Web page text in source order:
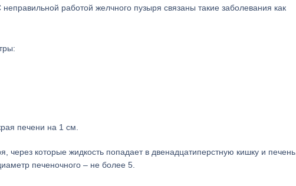
работой желчного пузыря связаны такие заболевания как
печени на 1 см.
через которые жидкость попадает в двенадцатиперстную кишку и печень.
печеночного – не более 5.